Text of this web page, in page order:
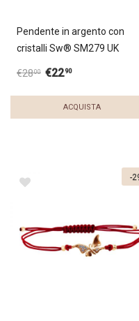
Pendente in argento con
cristalli Sw® SM279 UK
€2800 €2290
ACQUISTA
-